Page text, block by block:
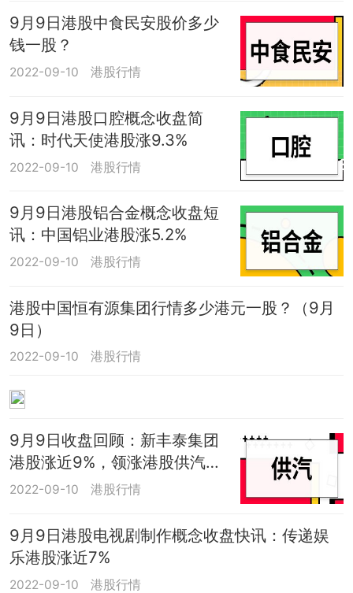
9月9日港股中食民安股价多少
钱一股？
2022-09-10 港股行情
9月9日港股口腔概念收盘简
讯：时代天使港股涨9.3%
2022-09-10 港股行情
9月9日港股铝合金概念收盘短
讯：中国铝业港股涨5.2%
2022-09-10 港股行情
港股中国恒有源集团行情多少港元一股？（9月
9日）
2022-09-10 港股行情
9月9日收盘回顾：新丰泰集团
港股涨近9%，领涨港股供汽概
念
2022-09-10 港股行情
9月9日港股电视剧制作概念收盘快讯：传递娱
乐港股涨近7%
2022-09-10 港股行情